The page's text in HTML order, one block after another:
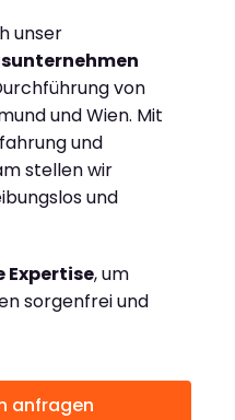
unser
von
und Wien. Mit
und
stellen wir
und
Expertise, um
sorgenfrei und
anfragen